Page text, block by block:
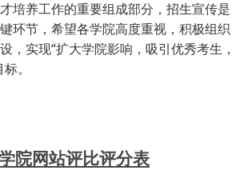
培养工作的重要组成部分，招生宣传是
环节，希望各学院高度重视，积极组织
，实现“扩大学院影响，吸引优秀考生，
。
院网站评比评分表